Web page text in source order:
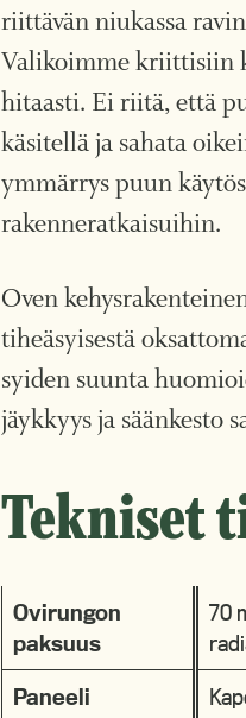
riittävän niukassa
Valikoimme kriittisiin
hitaasti. Ei riitä, että
käsitellä ja sahata
ymmärrys puun
rakenneratkaisuihin.
Oven
tiheäsyisestä
syiden suunta
jäykkyys ja säänkesto
Tekniset
Ovirungon
paksuus
70
Paneeli